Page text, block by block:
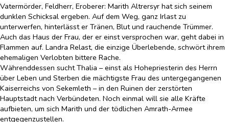
Vatermörder, Feldherr, Eroberer: Marith Altrersyr hat sich seinem
dunklen Schicksal ergeben. Auf dem Weg, ganz Irlast zu
unterwerfen, hinterlässt er Tränen, Blut und rauchende Trümmer.
Auch das Haus der Frau, der er einst versprochen war, geht dabei in
Flammen auf. Landra Relast, die einzige Überlebende, schwört ihrem
ehemaligen Verlobten bittere Rache.
Währenddessen sucht Thalia – einst als Hohepriesterin des Herrn
über Leben und Sterben die mächtigste Frau des untergegangenen
Kaiserreichs von Sekemleth – in den Ruinen der zerstörten
Hauptstadt nach Verbündeten. Noch einmal will sie alle Kräfte
aufbieten, um sich Marith und der tödlichen Amrath-Armee
entgegenzustellen.